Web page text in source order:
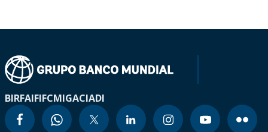
BIRFAIFIFCMIGACIADI